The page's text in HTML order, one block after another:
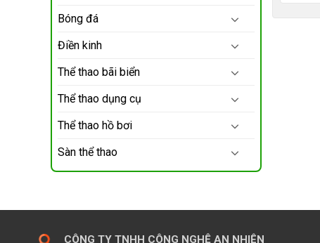
Bóng đá
Điền kinh
Thể thao bãi biển
Thể thao dụng cụ
Thể thao hồ bơi
Sàn thể thao
CÔNG TY TNHH CÔNG NGHỆ AN NHIÊN